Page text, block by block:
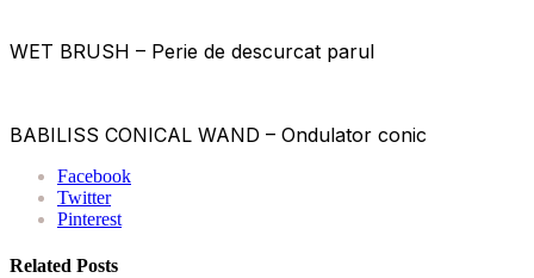
WET BRUSH – Perie de descurcat parul
BABILISS CONICAL WAND – Ondulator conic
Facebook
Twitter
Pinterest
Related Posts